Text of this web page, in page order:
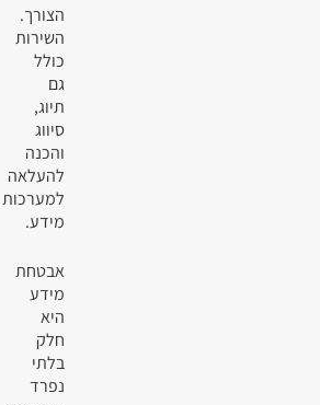
הצורך.
השירות
כולל
גם
תיוג,
סיווג
והכנה
להעלאה
למערכות
מידע.
אבטחת
מידע
היא
חלק
בלתי
נפרד